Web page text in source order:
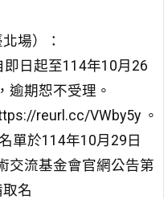
場）：
日起至114年10月26
逾期恕不受理。
reurl.cc/VWby5y 。
單於114年10月29日
交流基金會官網公告第
名